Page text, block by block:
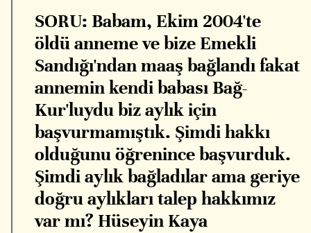
SORU: Babam, Ekim 2004'te
öldü anneme ve bize Emekli
Sandığı'ndan maaş bağlandı fakat
annemin kendi babası Bağ-
Kur'luydu biz aylık için
başvurmamıştık. Şimdi hakkı
olduğunu öğrenince başvurduk.
Şimdi aylık bağladılar ama geriye
doğru aylıkları talep hakkımız
var mı? Hüseyin Kaya